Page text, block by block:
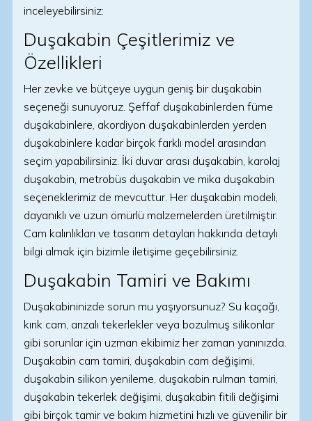
inceleyebilirsiniz:
Duşakabin Çeşitlerimiz ve
Özellikleri
Her zevke ve bütçeye uygun geniş bir duşakabin
seçeneği sunuyoruz. Şeffaf duşakabinlerden füme
duşakabinlere, akordiyon duşakabinlerden yerden
duşakabinlere kadar birçok farklı model arasından
seçim yapabilirsiniz. İki duvar arası duşakabin, karolaj
duşakabin, metrobüs duşakabin ve mika duşakabin
seçeneklerimiz de mevcuttur. Her duşakabin modeli,
dayanıklı ve uzun ömürlü malzemelerden üretilmiştir.
Cam kalınlıkları ve tasarım detayları hakkında detaylı
bilgi almak için bizimle iletişime geçebilirsiniz.
Duşakabin Tamiri ve Bakımı
Duşakabininizde sorun mu yaşıyorsunuz? Su kaçağı,
kırık cam, arızalı tekerlekler veya bozulmuş silikonlar
gibi sorunlar için uzman ekibimiz her zaman yanınızda.
Duşakabin cam tamiri, duşakabin cam değişimi,
duşakabin silikon yenileme, duşakabin rulman tamiri,
duşakabin tekerlek değişimi, duşakabin fitili değişimi
gibi birçok tamir ve bakım hizmetini hızlı ve güvenilir bir